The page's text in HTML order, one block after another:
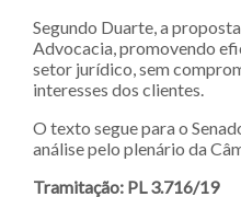
Segundo Duarte, a
Advocacia, promovendo
setor jurídico, sem
interesses dos clientes.
O texto segue para o
análise pelo plenário da
Tramitação: PL 3.716/19